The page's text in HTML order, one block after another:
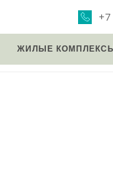
+7
ЖИЛЫЕ КОМПЛЕКСЫ